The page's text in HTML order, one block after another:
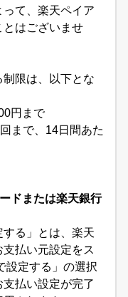
って、楽天ペイア
とはございませ
限は、以下とな
円まで
まで、14日間あた
ドまたは楽天銀行
る」とは、楽天
払い元設定をス
設定する」の選択
払い設定が完了